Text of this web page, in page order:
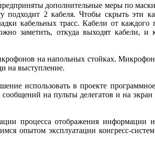
дополнительные меры по
2 кабеля. Чтобы скрыть эти
кабельных трасс. Кабели от каждого
заметить, откуда выходят кабели, и
на напольных стойках.
на выступление.
использовать в проекте
на пульты делегатов и на
процесса отображения информации
опытом эксплуатации конгресс-